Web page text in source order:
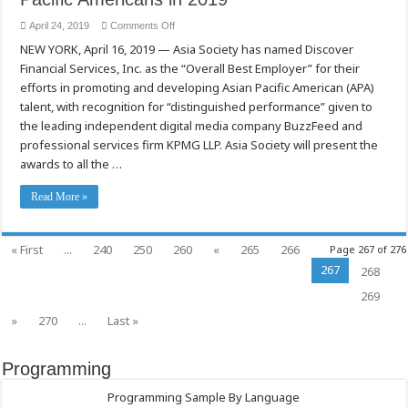
April 24, 2019 Comments Offon
Society
Names
Discover,
and
KPMG
as
the
Best
Employers
NEW YORK, April 16, 2019 — Asia Society has named Discover
Financial Services, Inc. as the “Overall Best Employer” for their
efforts in promoting and developing Asian Pacific American (APA)
talent, with recognition for “distinguished performance” given to
the leading independent digital media company BuzzFeed and
professional services firm KPMG LLP. Asia Society will present the
awards to all the …
Read More »
Page 267 of 276
« First ... 240 250 260 « 265
266
267
268
269
»
270 ... Last »
Programming
Programming Sample By Language